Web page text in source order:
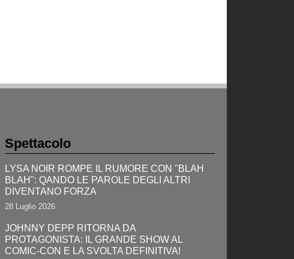
Spettacolo
LYSA NOIR ROMPE IL RUMORE CON "BLAH
BLAH": QANDO LE PAROLE DEGLI ALTRI
DIVENTANO FORZA
28 Luglio 2026
JOHNNY DEPP RITORNA DA
PROTAGONISTA: IL GRANDE SHOW AL
COMIC-CON E LA SVOLTA DEFINITIVA!